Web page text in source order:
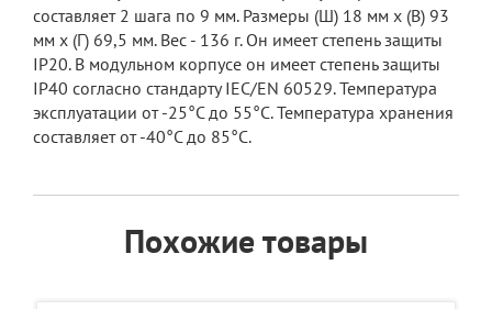
составляет 2 шага по 9 мм. Размеры (Ш) 18 мм x (В) 93
мм x (Г) 69,5 мм. Вес - 136 г. Он имеет степень защиты
IP20. В модульном корпусе он имеет степень защиты
IP40 согласно стандарту IEC/EN 60529. Температура
эксплуатации от -25°C до 55°C. Температура хранения
составляет от -40°C до 85°C.
Похожие товары